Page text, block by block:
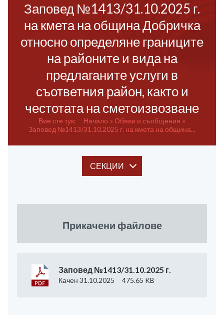
Заповед №1413/31.10.2025 г.
на кмета на община Добричка
относно определяне границите
на районите и вида на
предлаганите услуги в
съответния район, както и
честотата на сметоизвозване
Вие сте тук: Начало
Обяви и съобщения
Заповед №1413/31.10.2025 г. на кмета на община...
СЕКЦИИ
Прикачени файлове
Заповед №1413/31.10.2025 г.
Качен 31.10.2025 475.65 KB